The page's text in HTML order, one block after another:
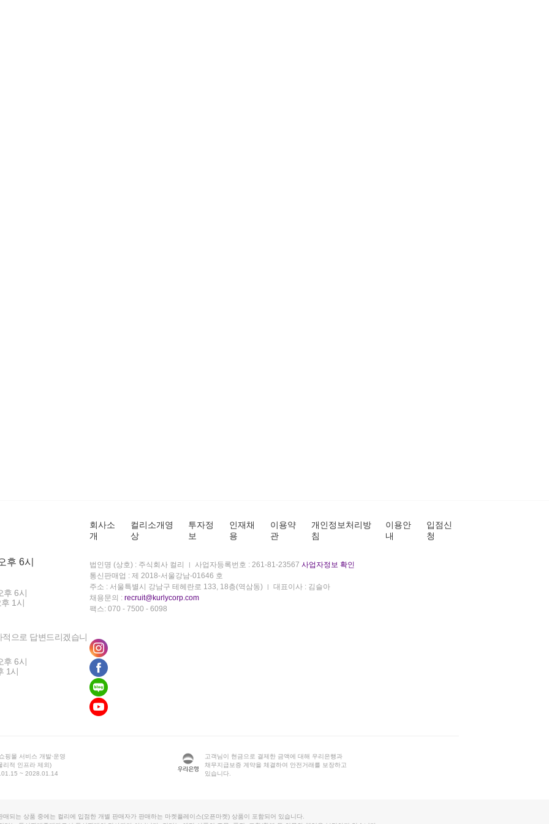
후 6시
후 6시
1시
으로 답변드리겠습니
후 6시
1시
회사소
개
컬리소개영
상
투자정
보
인재채
용
이용약
관
개인정보처리방
침
이용안
내
입점신
청
법인명 (상호) : 주식회사 컬리 사업자등록번호 : 261-81-23567 사업자정보 확인
통신판매업 : 제 2018-서울강남-01646 호
주소 : 서울특별시 강남구 테헤란로 133, 18층(역삼동)
대표이사 : 김슬아
채용문의 : recruit@kurlycorp.com
팩스: 070 - 7500 - 6098
핑몰 서비스 개발·운영
리적 인프라 제외)
~ 2028.01.14
고객님이 현금으로 결제한 금액에 대해 우리은행과
채무지급보증 계약을 체결하여 안전거래를 보장하고
있습니다.
매되는 상품 중에는 컬리에 입점한 개별 판매자가 판매하는 마켓플레이스(오픈마켓) 상품이 포함되어 있습니다.